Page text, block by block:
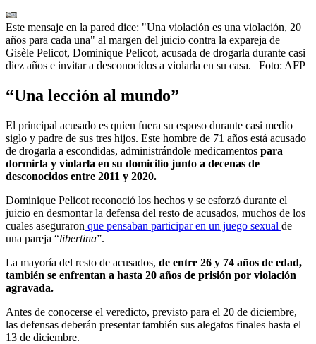
Este mensaje en la pared dice: "Una violación es una violación, 20
años para cada una" al margen del juicio contra la expareja de
Gisèle Pelicot, Dominique Pelicot, acusada de drogarla durante casi
diez años e invitar a desconocidos a violarla en su casa. | Foto: AFP
“Una lección al mundo”
El principal acusado es quien fuera su esposo durante casi medio
siglo y padre de sus tres hijos. Este hombre de 71 años está acusado
de drogarla a escondidas, administrándole medicamentos para
dormirla y violarla en su domicilio junto a decenas de
desconocidos entre 2011 y 2020.
Dominique Pelicot reconoció los hechos y se esforzó durante el
juicio en desmontar la defensa del resto de acusados, muchos de los
cuales aseguraron que pensaban participar en un juego sexual de
una pareja “libertina”.
La mayoría del resto de acusados, de entre 26 y 74 años de edad,
también se enfrentan a hasta 20 años de prisión por violación
agravada.
Antes de conocerse el veredicto, previsto para el 20 de diciembre,
las defensas deberán presentar también sus alegatos finales hasta el
13 de diciembre.